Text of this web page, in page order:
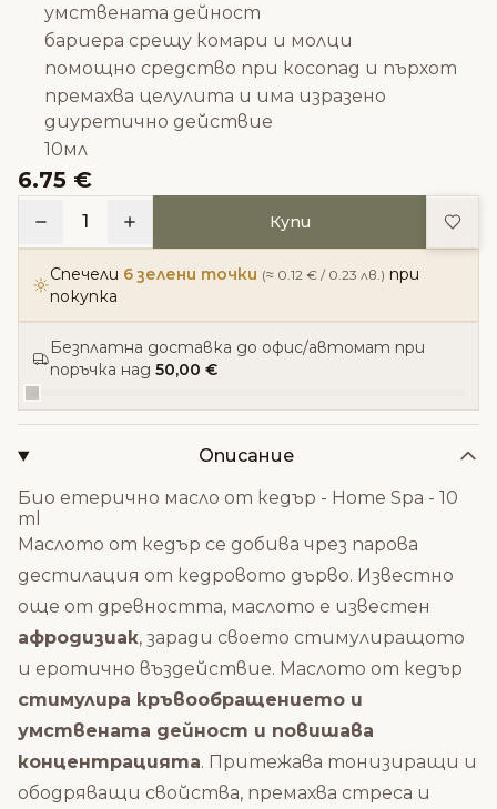
умствената дейност
бариера срещу комари и молци
помощно средство при косопад и пърхот
премахва целулита и има изразено
диуретично действие
10мл
6.75 €
1 Купи
Спечели 6 зелени точки (≈ 0.12 € / 0.23 лв.) при
покупка
Безплатна доставка до офис/автомат при
поръчка над 50,00 €
Описание
Био етерично масло от кедър - Home Spa - 10
ml
Маслото от кедър се добива чрез парова
дестилация от кедровото дърво. Известно
още от древността, маслото е известен
афродизиак, заради своето стимулиращото
и еротично въздействие. Маслото от кедър
стимулира кръвообращението и
умствената дейност и повишава
концентрацията. Притежава тонизиращи и
ободряващи свойства, премахва стреса и